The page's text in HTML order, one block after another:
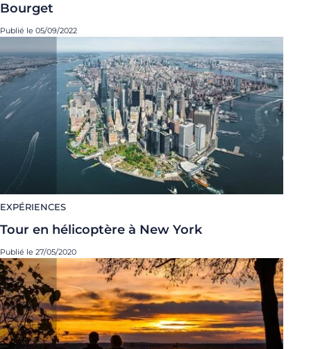
Bourget
Publié le 05/09/2022
EXPÉRIENCES
Tour en hélicoptère à New York
Publié le 27/05/2020